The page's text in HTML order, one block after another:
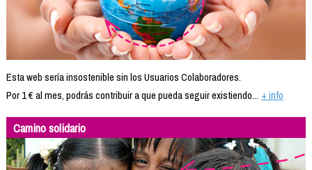
Esta web sería insostenible sin los Usuarios Colaboradores.
Por 1 € al mes, podrás contribuir a que pueda seguir existiendo... + info
Camino solidario